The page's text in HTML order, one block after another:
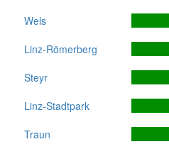
Wels
Linz-Römerberg
Steyr
Linz-Stadtpark
Traun